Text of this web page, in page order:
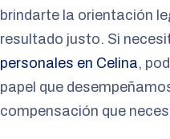
brindarte la orientación
resultado justo. Si
personales en Celina,
papel que
compensación que